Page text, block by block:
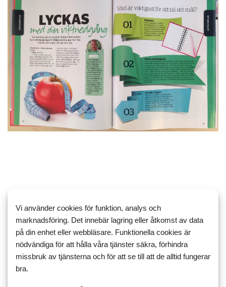
Matdagboken medverkar med LCHF och GI.
Vi använder cookies för funktion, analys och
marknadsföring. Det innebär lagring eller åtkomst av data
på din enhet eller webbläsare. Funktionella cookies är
nödvändiga för att hålla våra tjänster säkra, förhindra
missbruk av tjänsterna och för att se till att de alltid fungerar
bra.